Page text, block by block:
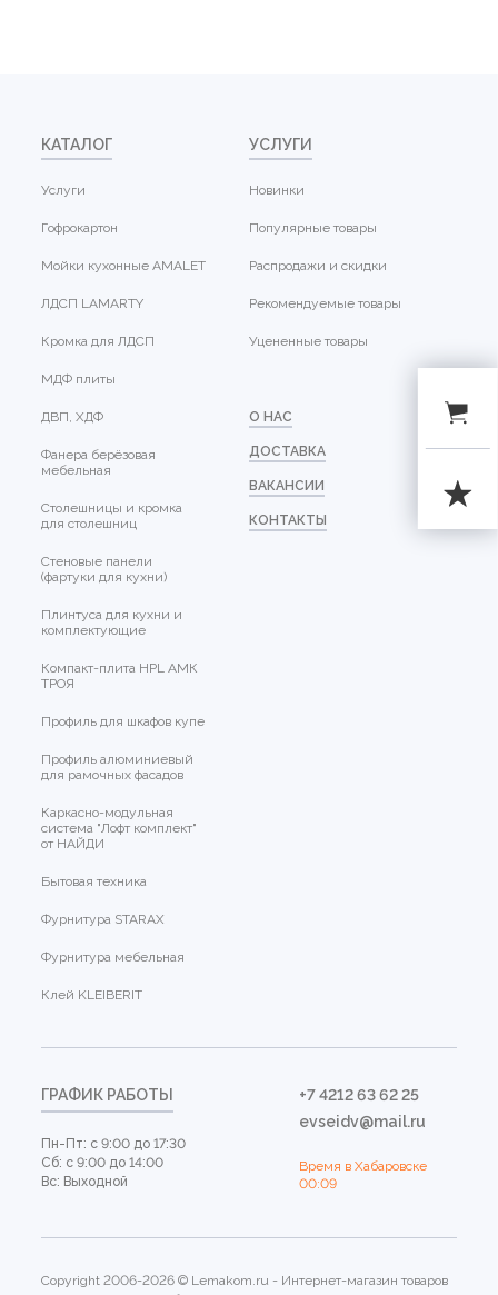
КАТАЛОГ
Услуги
Гофрокартон
Мойки кухонные AMALET
ЛДСП LAMARTY
Кромка для ЛДСП
МДФ плиты
ДВП, ХДФ
Фанера берёзовая
мебельная
Столешницы и кромка
для столешниц
Стеновые панели
(фартуки для кухни)
Плинтуса для кухни и
комплектующие
Компакт-плита HPL АМК
ТРОЯ
Профиль для шкафов купе
Профиль алюминиевый
для рамочных фасадов
Каркасно-модульная
система "Лофт комплект"
от НАЙДИ
Бытовая техника
Фурнитура STARAX
Фурнитура мебельная
Клей KLEIBERIT
УСЛУГИ
Новинки
Популярные товары
Распродажи и скидки
Рекомендуемые товары
Уцененные товары
О НАС
ДОСТАВКА
ВАКАНСИИ
КОНТАКТЫ
ГРАФИК РАБОТЫ
Пн-Пт: с 9:00 до 17:30
Сб: с 9:00 до 14:00
Вс: Выходной
+7 4212 63 62 25
evseidv@mail.ru
Время в Хабаровске
00:09
Copyright 2006-2026 © Lemakom.ru - Интернет-магазин товаров